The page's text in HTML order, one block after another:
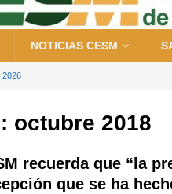
NOTICIAS CESM
2026
octubre 2018
recuerda que “la
que se ha